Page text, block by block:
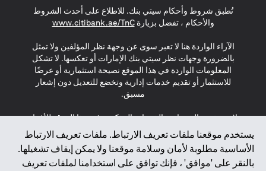
يستخدم موقعنا ملفات تعريف الارتباط. ملفات تعريف الارتباط
الأساسية مطلوبة لأمان وسلامة موقعنا ولا يمكن إيقاف تشغيلها.
بالنقر على 'موافق' ، فإنك توافق على استخدامنا لملفات تعريف
تُطبق شروط وأحكام سيتي بنك. للاطلاع على أحدث الشروط
والأحكام ، تفضل بزيارةwww.citibank.ae/TnC
in a new tab
الآراء الواردة هنا لا تعبر سوى عن وجهة نظر المؤلفين ولا تمثل
بالضرورة وجهات نظر سيتي بنك الإمارات أو تعكسها. لا تشكل
المعلومات الواردة في هذا الموقع نصيحة استثمارية أو عرضًا
للاستثمار أو تقديم خدمات إدارية وتخضع للتعديل دون إشعار
مسبق.
لا يتم تقديم المنتجات والخدمات المذكورة في هذا الموقع للأفراد
المقيمين في الاتحاد الأوروبي أو المنطقة الاقتصادية الأوروبية أو
سويسرا أو غيرنسي أو جيرسي أو موناكو أو سان مارينو أو
الفاتيكان أو جزيرة مان أو المملكة المتحدة أو خصوصية البيانات
(لائحة حماية البيانات العامة \ قانون حماية البيانات الشخصية